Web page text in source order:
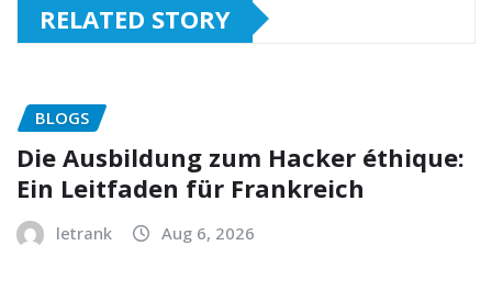
RELATED STORY
BLOGS
Die Ausbildung zum Hacker éthique:
Ein Leitfaden für Frankreich
letrank Aug 6, 2026